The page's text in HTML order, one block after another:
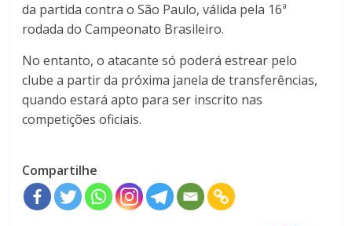
da partida contra oSão Paulo, válida pela 16ª
rodada doCampeonato Brasileiro.
No entanto, o atacante só poderá estrear pelo
clube a partir da próxima janela de transferências,
quando estará apto para ser inscrito nas
competições oficiais.
Compartilhe